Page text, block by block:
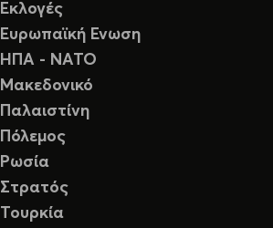
Εκλογές
Ευρωπαϊκή Ενωση
ΗΠΑ - ΝΑΤΟ
Μακεδονικό
Παλαιστίνη
Πόλεμος
Ρωσία
Στρατός
Τουρκία